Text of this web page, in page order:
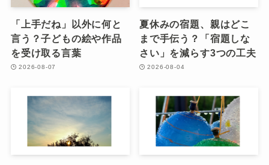
「上手だね」以外に何と
言う？子どもの絵や作品
を受け取る言葉
2026-08-07
夏休みの宿題、親はどこ
まで手伝う？「宿題しな
さい」を減らす3つの工夫
2026-08-04